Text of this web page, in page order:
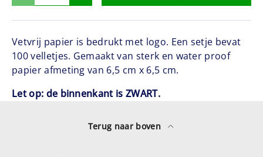
Vetvrij papier is bedrukt met logo. Een setje bevat
100 velletjes. Gemaakt van sterk en water proof
papier afmeting van 6,5 cm x 6,5 cm.
Let op: de binnenkant is ZWART.
Terug naar boven